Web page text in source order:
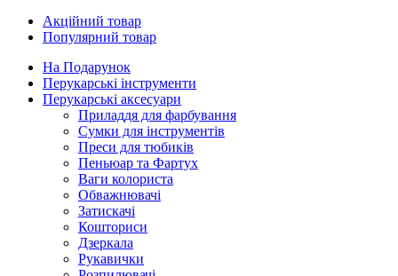
Акційний товар
Популярний товар
На Подарунок
Перукарські інструменти
Перукарські аксесуари
Приладдя для фарбування
Сумки для інструментів
Преси для тюбиків
Пеньюар та Фартух
Ваги колориста
Обважнювачі
Затискачі
Кошториси
Дзеркала
Рукавички